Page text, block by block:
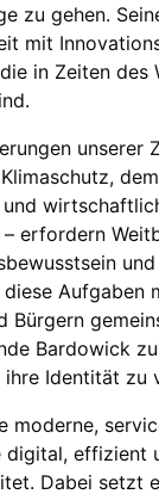
zu gehen.
mit
in Zeiten des
unserer
und
erfordern
Aufgaben
Bürgern
Bardowick
Identität zu
moderne,
digital, effizient
Dabei setzt